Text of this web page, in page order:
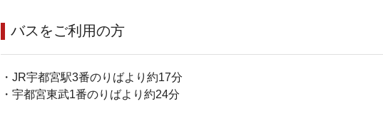
バスをご利用の方
・JR宇都宮駅3番のりばより約17分
・宇都宮東武1番のりばより約24分